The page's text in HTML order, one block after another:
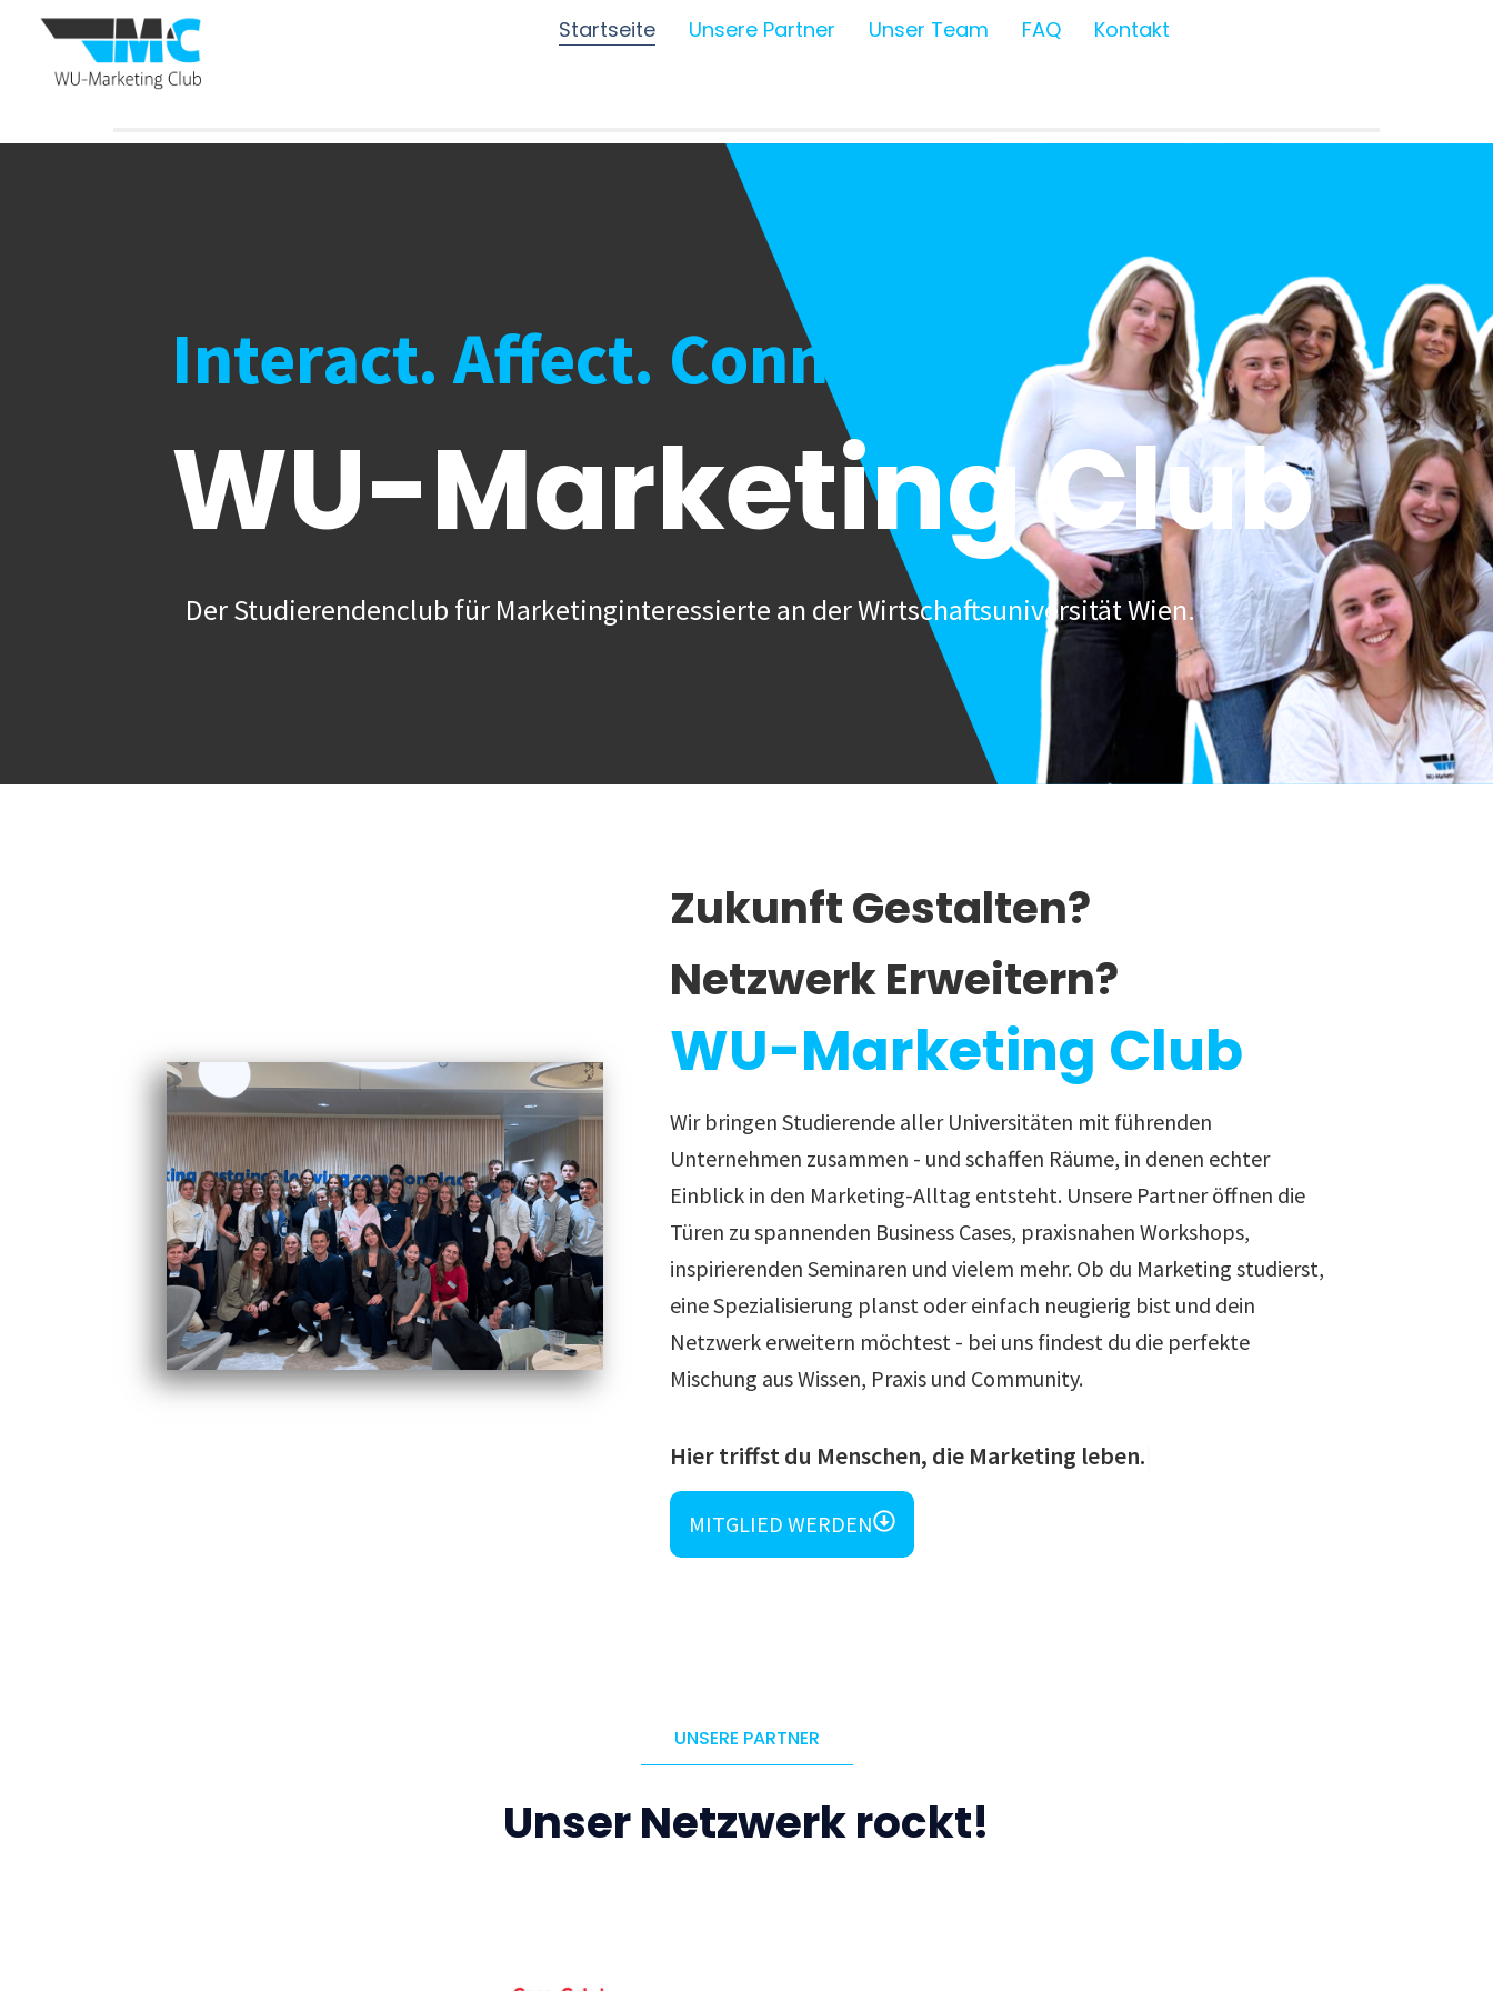
Startseite Unsere Partner Unser Team FAQ Kontakt
Interact. Affect. Connect.
WU-Marketing Club
Der Studierendenclub für Marketinginteressierte an der Wirtschaftsuniversität Wien.
Zukunft Gestalten?
Netzwerk Erweitern?
WU-Marketing Club
Wir bringen Studierende aller Universitäten mit führenden
Unternehmen zusammen - und schaffen Räume, in denen echter
Einblick in den Marketing-Alltag entsteht. Unsere Partner öffnen die
Türen zu spannenden Business Cases, praxisnahen Workshops,
inspirierenden Seminaren und vielem mehr. Ob du Marketing studierst,
eine Spezialisierung planst oder einfach neugierig bist und dein
Netzwerk erweitern möchtest - bei uns findest du die perfekte
Mischung aus Wissen, Praxis und Community.
Hier triffst d
MITGLIED WERDEN
UNSERE PARTNER
Unser Netzwerk rockt!